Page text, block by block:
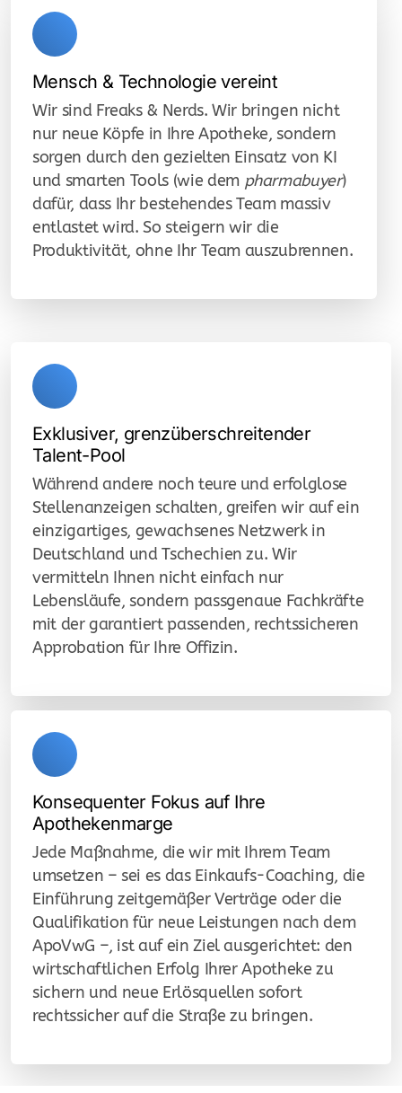
Mensch & Technologie vereint
Wir sind Freaks & Nerds. Wir bringen nicht
nur neue Köpfe in Ihre Apotheke, sondern
sorgen durch den gezielten Einsatz von KI
und smarten Tools (wie dem pharmabuyer)
dafür, dass Ihr bestehendes Team massiv
entlastet wird. So steigern wir die
Produktivität, ohne Ihr Team auszubrennen.
Exklusiver, grenzüberschreitender
Talent-Pool
Während andere noch teure und erfolglose
Stellenanzeigen schalten, greifen wir auf ein
einzigartiges, gewachsenes Netzwerk in
Deutschland und Tschechien zu. Wir
vermitteln Ihnen nicht einfach nur
Lebensläufe, sondern passgenaue Fachkräfte
mit der garantiert passenden, rechtssicheren
Approbation für Ihre Offizin.
Konsequenter Fokus auf Ihre
Apothekenmarge
Jede Maßnahme, die wir mit Ihrem Team
umsetzen – sei es das Einkaufs-Coaching, die
Einführung zeitgemäßer Verträge oder die
Qualifikation für neue Leistungen nach dem
ApoVwG –, ist auf ein Ziel ausgerichtet: den
wirtschaftlichen Erfolg Ihrer Apotheke zu
sichern und neue Erlösquellen sofort
rechtssicher auf die Straße zu bringen.